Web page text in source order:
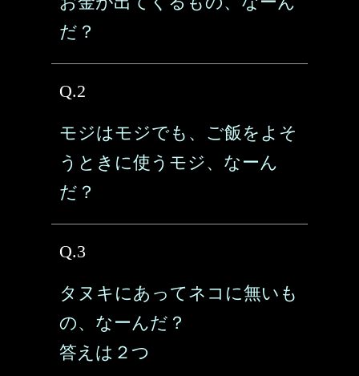
だ？
Q.2
モジはモジでも、ご飯をよそ
うときに使うモジ、なーん
だ？
Q.3
タヌキにあってネコに無いも
の、なーんだ？
答えは２つ